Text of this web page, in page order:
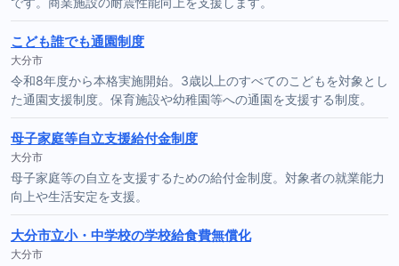
こども誰でも通園制度
大分市
令和8年度から本格実施開始。3歳以上のすべてのこどもを対象とし
た通園支援制度。保育施設や幼稚園等への通園を支援する制度。
母子家庭等自立支援給付金制度
大分市
母子家庭等の自立を支援するための給付金制度。対象者の就業能力
向上や生活安定を支援。
大分市立小・中学校の学校給食費無償化
大分市